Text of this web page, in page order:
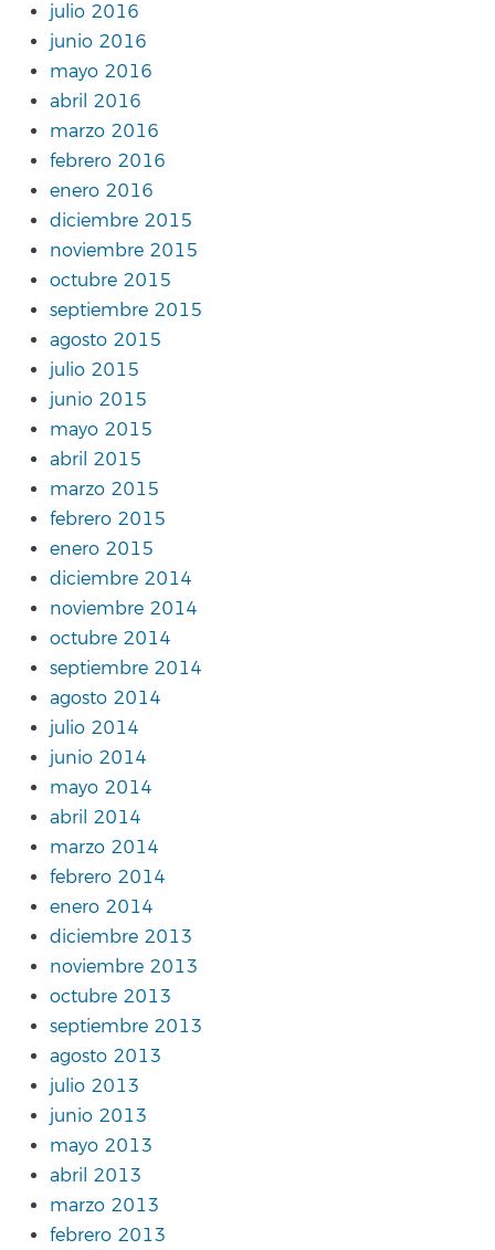
julio 2016
junio 2016
mayo 2016
abril 2016
marzo 2016
febrero 2016
enero 2016
diciembre 2015
noviembre 2015
octubre 2015
septiembre 2015
agosto 2015
julio 2015
junio 2015
mayo 2015
abril 2015
marzo 2015
febrero 2015
enero 2015
diciembre 2014
noviembre 2014
octubre 2014
septiembre 2014
agosto 2014
julio 2014
junio 2014
mayo 2014
abril 2014
marzo 2014
febrero 2014
enero 2014
diciembre 2013
noviembre 2013
octubre 2013
septiembre 2013
agosto 2013
julio 2013
junio 2013
mayo 2013
abril 2013
marzo 2013
febrero 2013